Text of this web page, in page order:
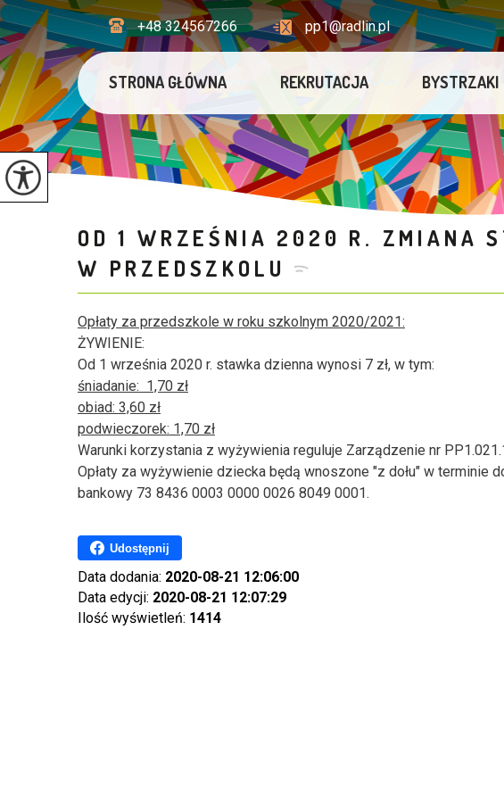
pp1@radlin.pl
+48 324567266
STRONA GŁÓWNA REKRUTACJA BYSTRZAKI
OD 1 WRZEŚNIA 2020 R. ZMIANA
W PRZEDSZKOLU
Opłaty za przedszkole w roku szkolnym 2020/2021:
ŻYWIENIE:
Od 1 września 2020 r. stawka dzienna wynosi 7 zł, w tym:
śniadanie: 1,70 zł
obiad: 3,60 zł
podwieczorek: 1,70 zł
Warunki korzystania z wyżywienia reguluje Zarządzenie nr
Opłaty za wyżywienie dziecka będą wnoszone "z dołu" w terminie
bankowy 73 8436 0003 0000 0026 8049 0001.
Udostępnij
Data dodania: 2020-08-21 12:06:00
Data edycji: 2020-08-21 12:07:29
Ilość wyświetleń: 1414